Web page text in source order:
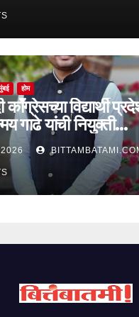
होम
काँग्रेसच्या विद्यार्थी
गाढे यांची नियुक्ती…